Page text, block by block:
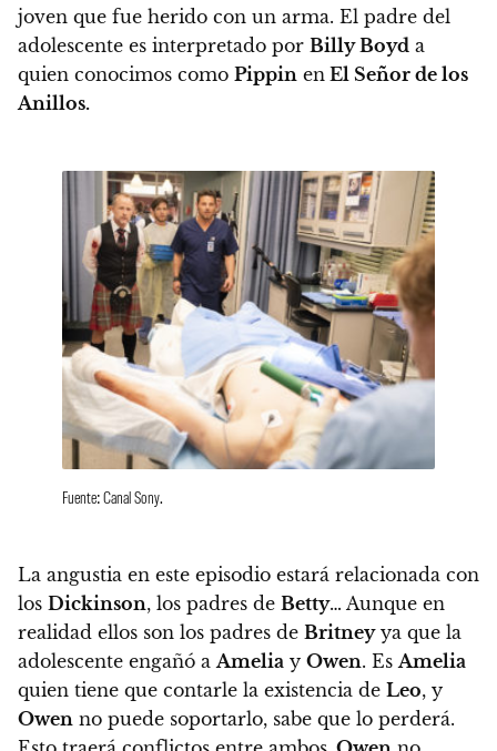
joven que fue herido con un arma. El padre del
adolescente es interpretado por Billy Boyd a
quien conocimos como Pippin en El Señor de los
Anillos.
Fuente: Canal Sony.
La angustia en este episodio estará relacionada con
los Dickinson, los padres de Betty… Aunque en
realidad ellos son los padres de Britneyya que la
adolescente engañó a Amelia y Owen. Es Amelia
quien tiene que contarle la existencia de Leo, y
Owen no puede soportarlo, sabe que lo perderá.